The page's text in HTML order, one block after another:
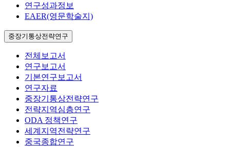
연구성과정보
EAER(영문학술지)
중장기통상전략연구
전체보고서
연구보고서
기본연구보고서
연구자료
중장기통상전략연구
전략지역심층연구
ODA 정책연구
세계지역전략연구
중국종합연구